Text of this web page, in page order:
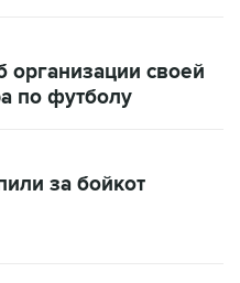
организации своей
по футболу
за бойкот